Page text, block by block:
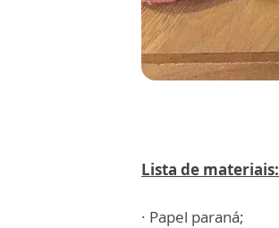
Lista de materiais:
· Papel paraná;